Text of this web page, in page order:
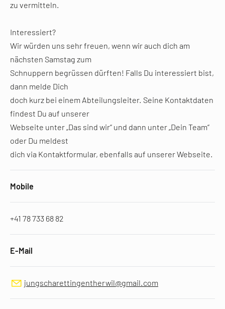
zu vermitteln.
Interessiert?
Wir würden uns sehr freuen, wenn wir auch dich am
nächsten Samstag zum
Schnuppern begrüssen dürften! Falls Du interessiert bist,
dann melde Dich
doch kurz bei einem Abteilungsleiter. Seine Kontaktdaten
findest Du auf unserer
Webseite unter „Das sind wir“ und dann unter „Dein Team“
oder Du meldest
dich via Kontaktformular, ebenfalls auf unserer Webseite.
Mobile
+41 78 733 68 82
E-Mail
jungscharettingentherwil@gmail.com